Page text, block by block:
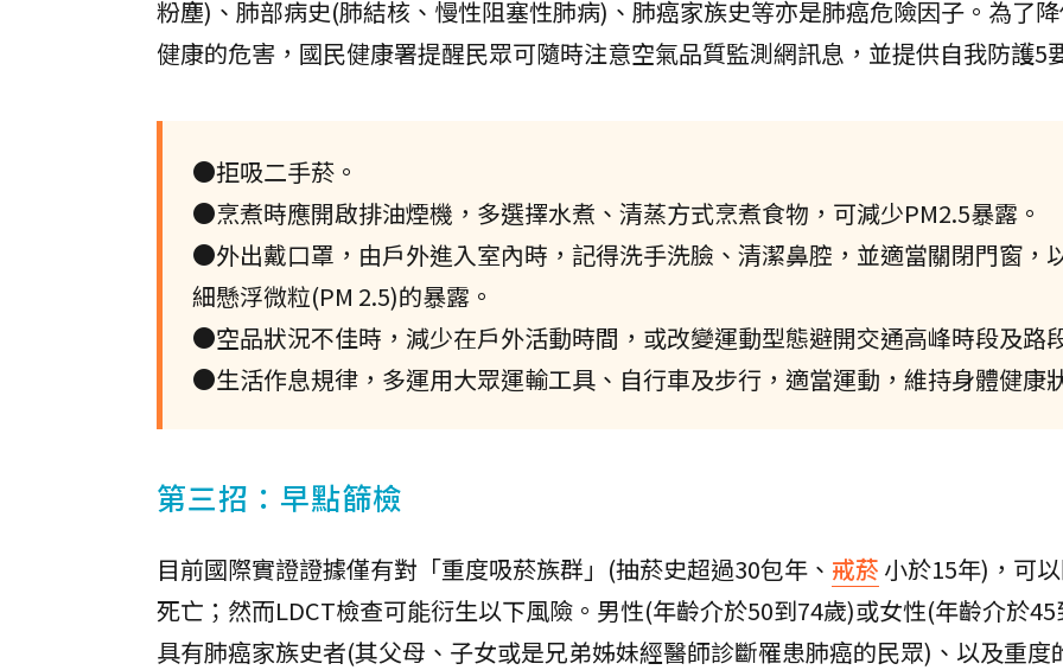
粉塵)、肺部病史(肺結核、慢性阻塞性肺病)、肺癌家族史等亦是肺癌危險因子。為了
健康的危害，國民健康署提醒民眾可隨時注意空氣品質監測網訊息，並提供自我防護5
●拒吸二手菸。
●烹煮時應開啟排油煙機，多選擇水煮、清蒸方式烹煮食物，可減少PM2.5暴露。
●外出戴口罩，由戶外進入室內時，記得洗手洗臉、清潔鼻腔，並適當關閉門窗，
細懸浮微粒(PM 2.5)的暴露。
●空品狀況不佳時，減少在戶外活動時間，或改變運動型態避開交通高峰時段及路
●生活作息規律，多運用大眾運輸工具、自行車及步行，適當運動，維持身體健康
第三招：早點篩檢
目前國際實證證據僅有對「重度吸菸族群」(抽菸史超過30包年、 戒菸 小於15年)，可
死亡；然而LDCT檢查可能衍生以下風險。男性(年齡介於50到74歲)或女性(年齡介於
具有肺癌家族史者(其父母、子女或是兄弟姊妹經醫師診斷罹患肺癌的民眾)、以及重度